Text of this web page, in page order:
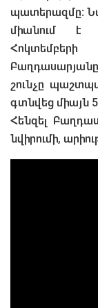
պատերազմը։
միանում է
շունչը
գտնվեց միայն
Հենզել
նվիրումի,